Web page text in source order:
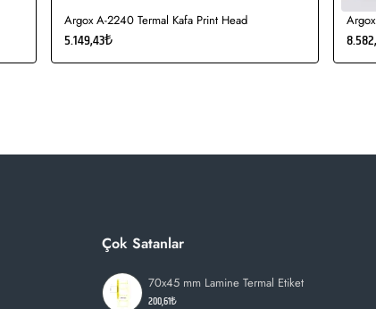
Argox A-2240 Termal Kafa Print Head
5.149,43₺
Çok Satanlar
70x45 mm Lamine Termal Etiket
200,61₺